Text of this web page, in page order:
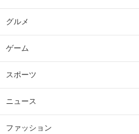
グルメ
ゲーム
スポーツ
ニュース
ファッション